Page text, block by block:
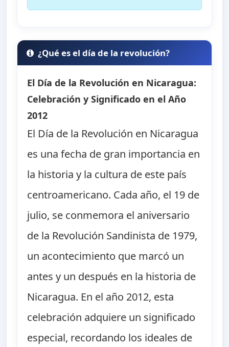
¿Qué es el día de la revolución?
El Día de la Revolución en Nicaragua:
Celebración y Significado en el Año
2012
El Día de la Revolución en Nicaragua
es una fecha de gran importancia en
la historia y la cultura de este país
centroamericano. Cada año, el 19 de
julio, se conmemora el aniversario
de la Revolución Sandinista de 1979,
un acontecimiento que marcó un
antes y un después en la historia de
Nicaragua. En el año 2012, esta
celebración adquiere un significado
especial, recordando los ideales de